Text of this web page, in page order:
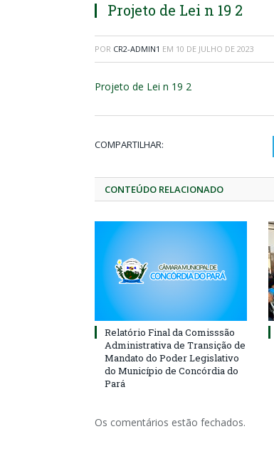
Projeto de Lei n 19 2
POR CR2-ADMIN1 EM 10 DE JULHO DE 2023
Projeto de Lei n 19 2
COMPARTILHAR:
CONTEÚDO RELACIONADO
Relatório Final da Comisssão
Administrativa de Transição de
Mandato do Poder Legislativo
do Município de Concórdia do
Pará
Os comentários estão fechados.